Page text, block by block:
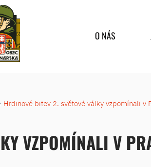
O NÁS
Hrdinové bitev 2. světové války vzpomínali v
VZPOMÍNALI V